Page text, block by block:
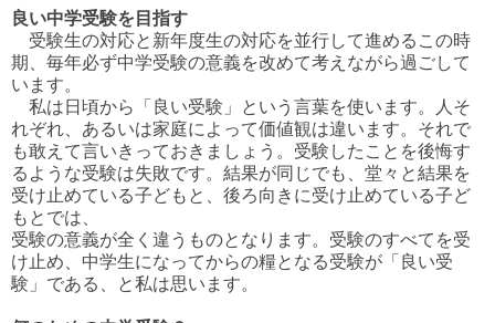
良い中学受験を目指す
受験生の対応と新年度生の対応を並行して進めるこの時
期、毎年必ず中学受験の意義を改めて考えながら過ごして
います。
私は日頃から「良い受験」という言葉を使います。人そ
れぞれ、あるいは家庭によって価値観は違います。それで
も敢えて言いきっておきましょう。受験したことを後悔す
るような受験は失敗です。結果が同じでも、堂々と結果を
受け止めている子どもと、後ろ向きに受け止めている子ど
もとでは、
受験の意義が全く違うものとなります。受験のすべてを受
け止め、中学生になってからの糧となる受験が「良い受
験」である、と私は思います。